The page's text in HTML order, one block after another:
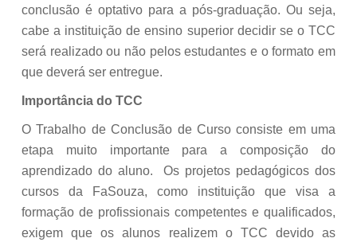
conclusão é optativo para a pós-graduação. Ou seja,
cabe a instituição de ensino superior decidir se o TCC
será realizado ou não pelos estudantes e o formato em
que deverá ser entregue.
Importância do TCC
O Trabalho de Conclusão de Curso consiste em uma
etapa muito importante para a composição do
aprendizado do aluno. Os projetos pedagógicos dos
cursos da FaSouza, como instituição que visa a
formação de profissionais competentes e qualificados,
exigem que os alunos realizem o TCC devido as